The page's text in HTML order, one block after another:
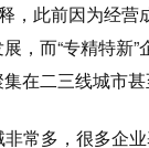
，此前因为经营
，而“专精特新
在二三线城市甚
常多，很多企